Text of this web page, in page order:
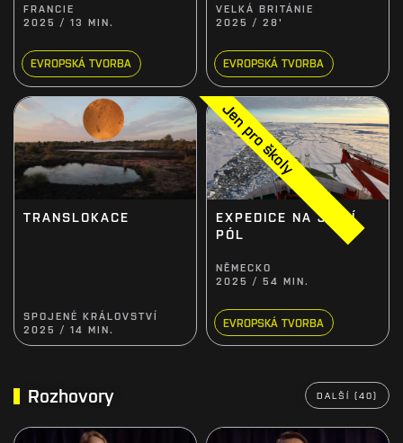
FRANCIE
2025 / 13 MIN.
EVROPSKÁ TVORBA
VELKÁ BRITÁNIE
2025 / 28'
EVROPSKÁ TVORBA
TRANSLOKACE
SPOJENÉ KRÁLOVSTVÍ
2025 / 14 MIN.
Jen pro školy
EXPEDICE NA JIŽNÍ
PÓL
NĚMECKO
2025 / 54 MIN.
EVROPSKÁ TVORBA
Rozhovory DALŠÍ (40)